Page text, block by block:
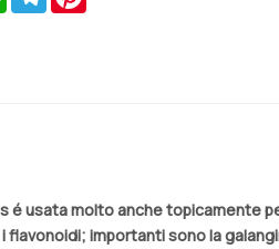
é usata molto anche topicamente
importanti sono la